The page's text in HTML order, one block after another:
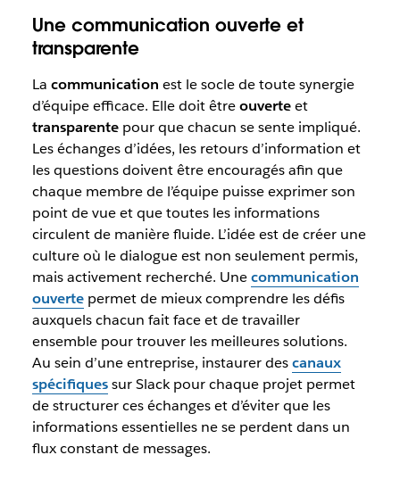
Une communication ouverte et
transparente
La communication est le socle de toute synergie
d’équipe efficace. Elle doit êtreouverteet
transparentepour que chacun se sente impliqué.
Les échanges d’idées, les retours d’information et
les questions doivent être encouragés afin que
chaque membre de l’équipe puisse exprimer son
point de vue et que toutes les informations
circulent de manière fluide. L’idée est de créer une
culture où le dialogue est non seulement permis,
mais activement recherché. Unecommunication
ouvertepermet de mieux comprendre les défis
auxquels chacun fait face et de travailler
ensemble pour trouver les meilleures solutions.
Au sein d’une entreprise, instaurer descanaux
spécifiquessur Slack pour chaque projet permet
de structurer ces échanges et d’éviter que les
informations essentielles ne se perdent dans un
flux constant de messages.